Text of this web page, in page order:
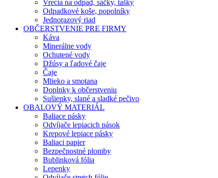
Vrecia na odpad, sáčky, tašky
Odpadkové koše, popolníky
Jednorazový riad
OBČERSTVENIE PRE FIRMY
Káva
Minerálne vody
Ochutené vody
Džúsy a ľadové čaje
Čaje
Mlieko a smotana
Doplnky k občerstveniu
Sušienky, slané a sladké pečivo
OBALOVÝ MATERIÁL
Baliace pásky
Odvíjače lepiacich pások
Krepové lepiace pásky
Baliaci papier
Bezpečnostné plomby
Bublinková fólia
Lepenky